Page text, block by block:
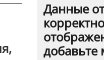
Данные
добавьте